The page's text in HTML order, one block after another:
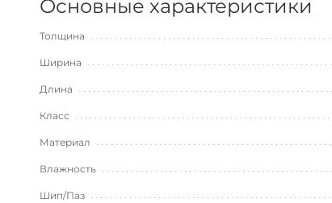
Основные характеристики
Толщина
Ширина
Длина
Класс
Материал
Влажность
Шип/Паз